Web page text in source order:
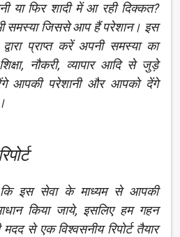
या फिर शादी में आ रही दिक्कत?
समस्या जिससे आप हैं परेशान। इस
प्राप्त करें अपनी समस्या का
नौकरी, व्यापार आदि से जुड़े
आपकी परेशानी और आपको देंगे
कि इस सेवा के माध्यम से आपकी
किया जाये, इसलिए हम गहन
से एक विश्वसनीय रिपोर्ट तैयार